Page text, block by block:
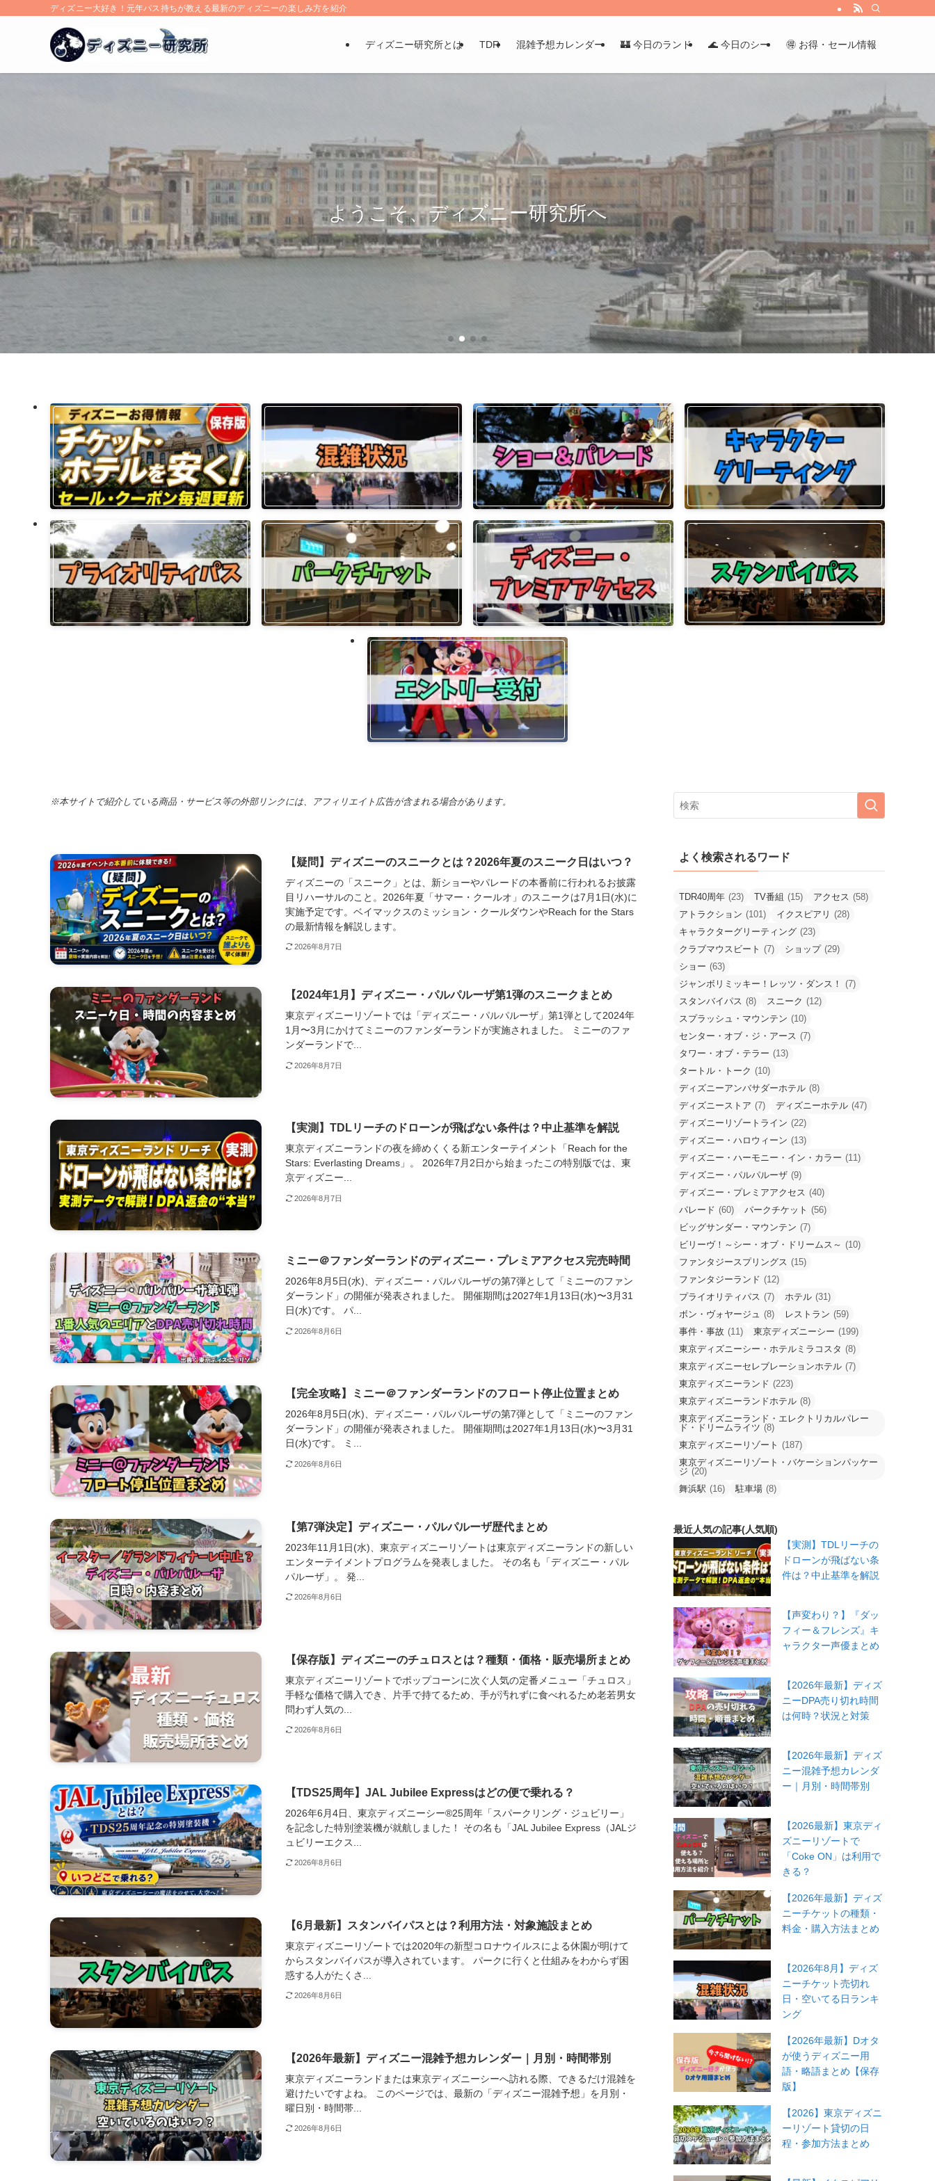
ディズニー大好き！元年パス持ちが教える最新のディズニーの楽しみ方を紹介
ディズニー研究所とは TDR 混雑予想カレンダー 🏰 今日のランド 🌊 今日のシー 🉐 お得・セール情報
ようこそ、ディズニー研究所へ
ようこそ、ディズニー研究所へ
ようこそ、ディズニー研究所へ
※本サイトで紹介している商品・サービス等の外部リンクには、アフィリエイト広告が含まれる場合があります。
【疑問】ディズニーのスニークとは？2026年夏のスニーク日はいつ？
ディズニーの「スニーク」とは、新ショーやパレードの本番前に行われるお披露
目リハーサルのこと。2026年夏「サマー・クールオ」のスニークは7月1日(水)に
実施予定です。ベイマックスのミッション・クールダウンやReach for the Stars
の最新情報を解説します。
2026年8月7日
【2024年1月】ディズニー・パルパルーザ第1弾のスニークまとめ
東京ディズニーリゾートでは「ディズニー・パルパルーザ」第1弾として2024年
1月〜3月にかけてミニーのファンダーランドが実施されました。 ミニーのファ
ンダーランドで...
2026年8月7日
【実測】TDLリーチのドローンが飛ばない条件は？中止基準を解説
東京ディズニーランドの夜を締めくくる新エンターテイメント「Reach for the
Stars: Everlasting Dreams」。 2026年7月2日から始まったこの特別版では、東
京ディズニー...
2026年8月7日
ミニー＠ファンダーランドのディズニー・プレミアアクセス完売時間
2026年8月5日(水)、ディズニー・パルパルーザの第7弾として「ミニーのファン
ダーランド」の開催が発表されました。 開催期間は2027年1月13日(水)〜3月31
日(水)です。 パ...
2026年8月6日
【完全攻略】ミニー＠ファンダーランドのフロート停止位置まとめ
2026年8月5日(水)、ディズニー・パルパルーザの第7弾として「ミニーのファン
ダーランド」の開催が発表されました。 開催期間は2027年1月13日(水)〜3月31
日(水)です。 ミ...
2026年8月6日
【第7弾決定】ディズニー・パルパルーザ歴代まとめ
2023年11月1日(水)、東京ディズニーリゾートは東京ディズニーランドの新しい
エンターテイメントプログラムを発表しました。 その名も「ディズニー・パル
パルーザ」。 発...
2026年8月6日
【保存版】ディズニーのチュロスとは？種類・価格・販売場所まとめ
東京ディズニーリゾートでポップコーンに次ぐ人気の定番メニュー「チュロス」
手軽な価格で購入でき、片手で持てるため、手が汚れずに食べれるため老若男女
問わず人気の...
2026年8月6日
【TDS25周年】JAL Jubilee Expressはどの便で乗れる？
2026年6月4日、東京ディズニーシー®25周年「スパークリング・ジュビリー」
を記念した特別塗装機が就航しました！ その名も「JAL Jubilee Express（JALジ
ュビリーエクス...
2026年8月6日
【6月最新】スタンバイパスとは？利用方法・対象施設まとめ
東京ディズニーリゾートでは2020年の新型コロナウイルスによる休園が明けて
からスタンバイパスが導入されています。 パークに行くと仕組みをわからず困
惑する人がたくさ...
2026年8月6日
【2026年最新】ディズニー混雑予想カレンダー｜月別・時間帯別
東京ディズニーランドまたは東京ディズニーシーへ訪れる際、できるだけ混雑を
避けたいですよね。 このページでは、最新の「ディズニー混雑予想」を月別・
曜日別・時間帯...
2026年8月6日
よく検索されるワード
TDR40周年 (23) TV番組 (15) アクセス (58)
アトラクション (101) イクスピアリ (28)
キャラクターグリーティング (23)
クラブマウスビート (7) ショップ (29)
ショー (63)
ジャンボリミッキー！レッツ・ダンス！
(7)
スタンバイパス (8) スニーク (12)
スプラッシュ・マウンテン (10)
センター・オブ・ジ・アース (7)
タワー・オブ・テラー (13)
タートル・トーク (10)
ディズニーアンバサダーホテル (8)
ディズニーストア (7) ディズニーホテル (47)
ディズニーリゾートライン (22)
ディズニー・ハロウィーン (13)
ディズニー・ハーモニー・イン・カラー (11)
ディズニー・パルパルーザ (9)
ディズニー・プレミアアクセス (40)
パレード (60) パークチケット (56)
ビッグサンダー・マウンテン (7)
ビリーヴ！～シー・オブ・ドリームス～ (10)
ファンタジースプリングス (15)
ファンタジーランド (12)
プライオリティパス (7) ホテル (31)
ボン・ヴォヤージュ (8) レストラン (59)
事件・事故 (11) 東京ディズニーシー (199)
東京ディズニーシー・ホテルミラコスタ (8)
東京ディズニーセレブレーションホテル (7)
東京ディズニーランド (223)
東京ディズニーランドホテル (8)
東京ディズニーランド・エレクトリカルパレー
ド・ドリームライツ (8)
東京ディズニーリゾート (187)
東京ディズニーリゾート・バケーションパッケー
ジ (20)
舞浜駅 (16) 駐車場 (8)
最近人気の記事(人気順)
【実測】TDLリーチの
ドローンが飛ばない条
件は？中止基準を解説
【声変わり？】『ダッ
フィー＆フレンズ』キ
ャラクター声優まとめ
【2026年最新】ディズ
ニーDPA売り切れ時間
は何時？状況と対策
【2026年最新】ディズ
ニー混雑予想カレンダ
ー｜月別・時間帯別
【2026最新】東京ディ
ズニーリゾートで
「Coke ON」は利用で
きる？
【2026年最新】ディズ
ニーチケットの種類・
料金・購入方法まとめ
【2026年8月】ディズ
ニーチケット売切れ
日・空いてる日ランキ
ング
【2026年最新】Dオタ
が使うディズニー用
語・略語まとめ【保存
版】
【2026】東京ディズニ
ーリゾート貸切の日
程・参加方法まとめ